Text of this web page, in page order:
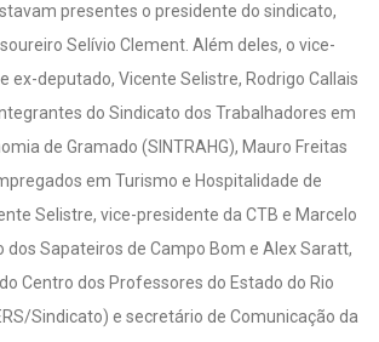
presentes o presidente do sindicato,
Selívio Clement. Além deles, o vice-
ex-deputado, Vicente Selistre, Rodrigo Callais
do Sindicato dos Trabalhadores em
de Gramado (SINTRAHG), Mauro Freitas
em Turismo e Hospitalidade de
Selistre, vice-presidente da CTB e Marcelo
dos Sapateiros de Campo Bom e Alex Saratt,
Centro dos Professores do Estado do Rio
Sindicato) e secretário de Comunicação da